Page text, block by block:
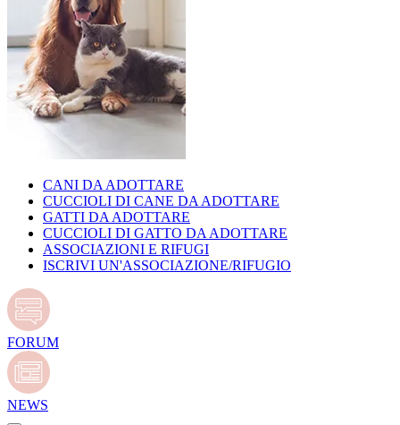
CANI DA ADOTTARE
CUCCIOLI DI CANE DA ADOTTARE
GATTI DA ADOTTARE
CUCCIOLI DI GATTO DA ADOTTARE
ASSOCIAZIONI E RIFUGI
ISCRIVI UN'ASSOCIAZIONE/RIFUGIO
FORUM
NEWS